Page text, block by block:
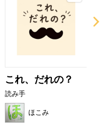
これ、だれの？
読み手
ほこみ